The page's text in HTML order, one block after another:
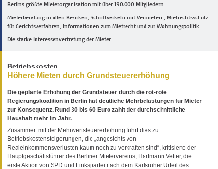
Berlins größte Mieterorganisation mit über 190.000 Mitgliedern
Mieterberatung in allen Bezirken, Schriftverkehr mit Vermietern, Mietrechtsschutz
für Gerichtsverfahren, Informationen zum Mietrecht und zur Wohnungspolitik
Die starke Interessenvertretung der Mieter
Betriebskosten
Höhere Mieten durch Grundsteuererhöhung
Die geplante Erhöhung der Grundsteuer durch die rot-rote
Regierungskoalition in Berlin hat deutliche Mehrbelastungen für Mieter
zur Konsequenz. Rund 30 bis 60 Euro zahlt der durchschnittliche
Haushalt mehr im Jahr.
Zusammen mit der Mehrwertsteuererhöhung führt dies zu
Betriebskostensteigerungen, die „angesichts von
Realeinkommensverlusten kaum noch zu verkraften sind“, kritisierte der
Hauptgeschäftsführer des Berliner Mietervereins, Hartmann Vetter, die
erste Aktion von SPD und Linkspartei nach dem Karlsruher Urteil des